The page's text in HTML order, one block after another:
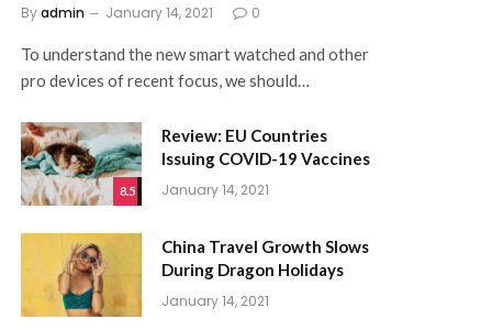
Byadmin January 14, 2021 0
To understand the new smart watched and other
pro devices of recent focus, we should…
8.5
Review: EU Countries
Issuing COVID-19 Vaccines
January 14, 2021
China Travel Growth Slows
During Dragon Holidays
January 14, 2021